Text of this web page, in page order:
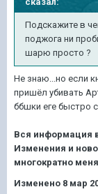
Подскажите в
поджога ни
шарю просто ?
Не знаю...но если
пришёл убивать
ббшки еге быстро
Вся информация
Изменения и
многократно
Изменено 8 мар